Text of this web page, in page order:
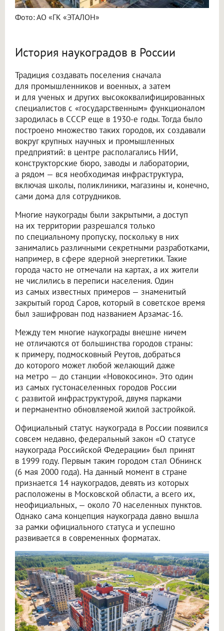
Фото: АО «ГК «ЭТАЛОН»
История наукоградов в России
Традиция создавать поселения сначала
для промышленников и военных, а затем
и для ученых и других высококвалифицированных
специалистов с «государственным» функционалом
зародилась в СССР еще в 1930-е годы. Тогда было
построено множество таких городов, их создавали
вокруг крупных научных и промышленных
предприятий: в центре располагались НИИ,
конструкторские бюро, заводы и лаборатории,
а рядом — вся необходимая инфраструктура,
включая школы, поликлиники, магазины и, конечно,
сами дома для сотрудников.
Многие наукограды были закрытыми, а доступ
на их территории разрешался только
по специальному пропуску, поскольку в них
занимались различными секретными разработками,
например, в сфере ядерной энергетики. Такие
города часто не отмечали на картах, а их жители
не числились в переписи населения. Один
из самых известных примеров — знаменитый
закрытый город Саров, который в советское время
был зашифрован под названием Арзамас-16.
Между тем многие наукограды внешне ничем
не отличаются от большинства городов страны:
к примеру, подмосковный Реутов, добраться
до которого может любой желающий даже
на метро — до станции «Новокосино». Это один
из самых густонаселенных городов России
с развитой инфраструктурой, двумя парками
и перманентно обновляемой жилой застройкой.
Официальный статус наукограда в России появился
совсем недавно, федеральный закон «О статусе
наукограда Российской Федерации» был принят
в 1999 году. Первым таким городом стал Обнинск
(6 мая 2000 года). На данный момент в стране
признается 14 наукоградов, девять из которых
расположены в Московской области, а всего их,
неофициальных, — около 70 населенных пунктов.
Однако сама концепция наукограда давно вышла
за рамки официального статуса и успешно
развивается в современных форматах.